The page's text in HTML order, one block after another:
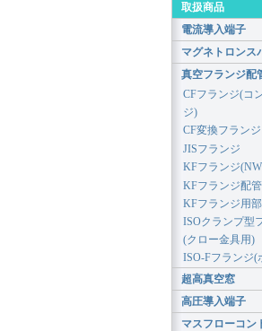
取扱商品
電流導入端子
マグネトロンス
真空フランジ配
CFフランジ(コ
ジ)
CF変換フランジ
JISフランジ
KFフランジ
KFフランジ配
KFフランジ用
ISOクランプ型
(クロー金具用)
ISO-Fフランジ(
超高真空窓
高圧導入端子
マスフローコン